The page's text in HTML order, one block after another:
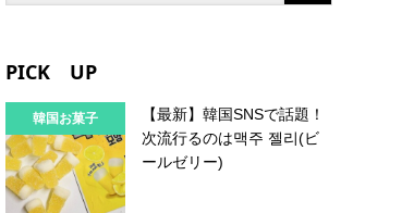
PICK UP
韓国お菓子
【最新】韓国SNSで話題！
次流行るのは맥주 젤리(ビ
ールゼリー)